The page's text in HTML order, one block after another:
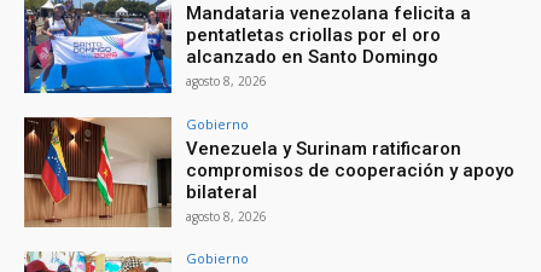
Mandataria venezolana felicita a
pentatletas criollas por el oro
alcanzado en Santo Domingo
agosto 8, 2026
Gobierno
Venezuela y Surinam ratificaron
compromisos de cooperación y apoyo
bilateral
agosto 8, 2026
Gobierno